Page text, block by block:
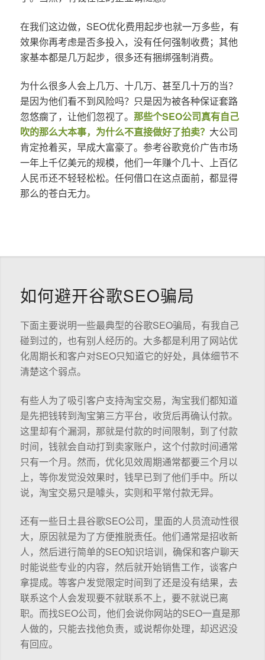
在我们这边做，SEO优化费用起步也就一万多些，有
效果你再考虑是否多投入，没有任何强制收费；其他
家基本都是几万起步，很多还有捆绑强制消费。
为什么很多人会上几万、十几万、甚至几十万的当？
是因为他们看不到风险吗？只是因为被各种保证套路
忽悠瘸了，让他们忽视了。 那些个SEO公司真有自己
吹的那么大本事，为什么不直接做好了拍卖？ 大公司
肯定抢着买，早成大富豪了。参考谷歌竞价广告市场
一年上千亿美元的规模，他们一年赚个几十、上百亿
人民币还不轻轻松松。任何借口在这点面前，都显得
那么的苍白无力。
如何避开谷歌SEO骗局
下面主要说明一些最典型的谷歌SEO骗局，有我自己
碰到过的，也有别人经历的。大多都是利用了网站优
化周期长和客户对SEO只知道它的好处，具体细节不
清楚这个弱点。
有些人为了吸引客户支持淘宝交易，淘宝我们都知道
是先把钱转到淘宝第三方平台，收货后再确认付款。
这里却有个漏洞，那就是付款的时间限制，到了付款
时间，钱就会自动打到卖家账户，这个付款时间通常
只有一个月。然而，优化见效周期通常都要三个月以
上，等你发觉没效果时，钱早已到了他们手中。所以
说，淘宝交易只是噱头，实则和平常付款无异。
还有一些日土县谷歌SEO公司，里面的人员流动性很
大，原因就是为了方便推脱责任。他们通常是招收新
人，然后进行简单的SEO知识培训，确保和客户聊天
时能说些专业的内容，然后就开始销售工作，谈客户
拿提成。等客户发觉限定时间到了还是没有结果，去
联系这个人会发现要不就联系不上，要不就说已离
职。而找SEO公司，他们会说你网站的SEO一直是那
人做的，只能去找他负责，或说帮你处理，却迟迟没
有回应。